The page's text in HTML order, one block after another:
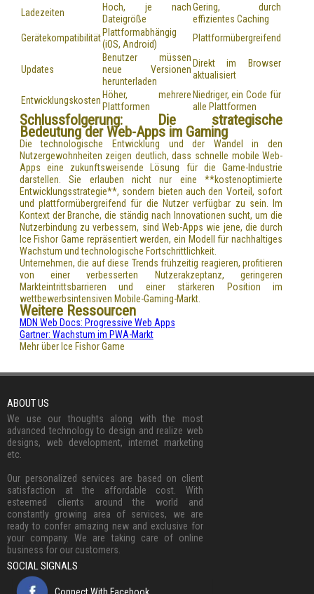
Ladezeiten
Hoch, je nach
Dateigröße
Gering, durch
effizientes Caching
Gerätekompatibilität Plattformabhängig
(iOS, Android)
Plattformübergreifend
Updates
Benutzer müssen
neue Versionen
herunterladen
Direkt im Browser
aktualisiert
Entwicklungskosten Höher, mehrere
Plattformen
Niedriger, ein Code für
alle Plattformen
Schlussfolgerung: Die strategische
Bedeutung der Web-Apps im Gaming
Die technologische Entwicklung und der Wandel in den
Nutzergewohnheiten zeigen deutlich, dass schnelle mobile Web-
Apps eine zukunftsweisende Lösung für die Game-Industrie
darstellen. Sie erlauben nicht nur eine **kostenoptimierte
Entwicklungsstrategie**, sondern bieten auch den Vorteil, sofort
und plattformübergreifend für die Nutzer verfügbar zu sein. Im
Kontext der Branche, die ständig nach Innovationen sucht, um die
Nutzerbindung zu verbessern, sind Web-Apps wie jene, die durch
Ice Fishor Game repräsentiert werden, ein Modell für nachhaltiges
Wachstum und technologische Fortschrittlichkeit.
Unternehmen, die auf diese Trends frühzeitig reagieren, profitieren
von einer verbesserten Nutzerakzeptanz, geringeren
Markteintrittsbarrieren und einer stärkeren Position im
wettbewerbsintensiven Mobile-Gaming-Markt.
Weitere Ressourcen
MDN Web Docs: Progressive Web Apps
Gartner: Wachstum im PWA-Markt
Mehr über Ice Fishor Game
ABOUT US
We use our thoughts along with the most
advanced technology to design and realize web
designs, web development, internet marketing
etc.
Our personalized services are based on client
satisfaction at the affordable cost. With
esteemed clients around the world and
constantly growing area of services, we are
ready to confer amazing new and exclusive for
your company. We are taking care of online
business for our customers.
SOCIAL SIGNALS
Connect With Facebook